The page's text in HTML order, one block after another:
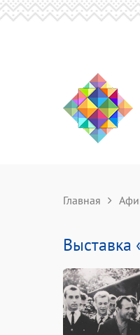
Главная
Выставка